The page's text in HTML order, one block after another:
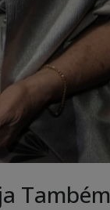
Também